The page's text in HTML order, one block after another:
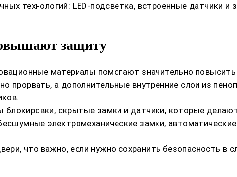
технологий: LED-подсветка, встроенные датчики и
защиту
материалы помогают значительно
а дополнительные внутренние слои из
скрытые замки и датчики, которые
электромеханические замки,
что важно, если нужно сохранить безопасность в